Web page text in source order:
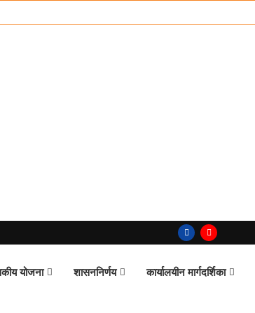
योजना शासननिर्णय कार्यालयीन मार्गदर्शिका